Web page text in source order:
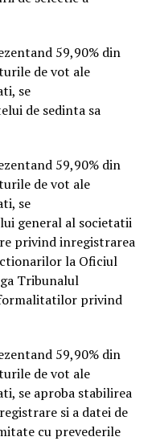
59,90% din
de vot ale
se
de sedinta sa
59,90% din
de vot ale
se
general al societatii
privind inregistrarea
la Oficiul
Tribunalul
privind
59,90% din
de vot ale
se aproba stabilirea
si a datei de
cu prevederile